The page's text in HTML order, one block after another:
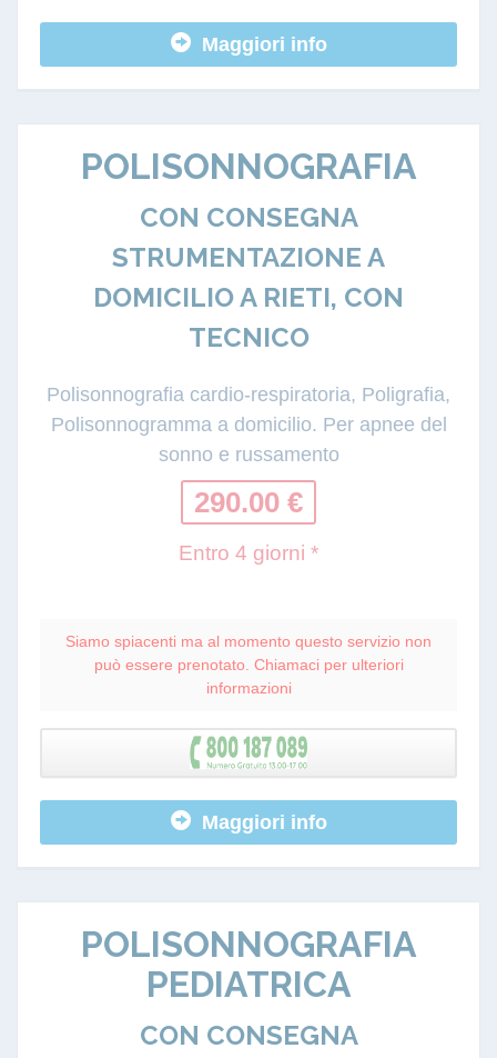
Maggiori info
POLISONNOGRAFIA
CON CONSEGNA
STRUMENTAZIONE A
DOMICILIO A RIETI, CON
TECNICO
Polisonnografia cardio-respiratoria, Poligrafia,
Polisonnogramma a domicilio. Per apnee del
sonno e russamento
290.00 €
Entro 4 giorni *
Siamo spiacenti ma al momento questo servizio non
può essere prenotato. Chiamaci per ulteriori
informazioni
Maggiori info
POLISONNOGRAFIA
PEDIATRICA
CON CONSEGNA